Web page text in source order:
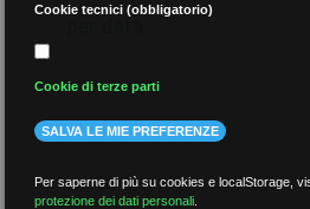
per data
più recenti
Cookie tecnici (obbligatorio)
Cookie di terze parti
SALVA LE MIE PREFERENZE
Per saperne di più su cookies e localStorage,
protezione dei dati personali